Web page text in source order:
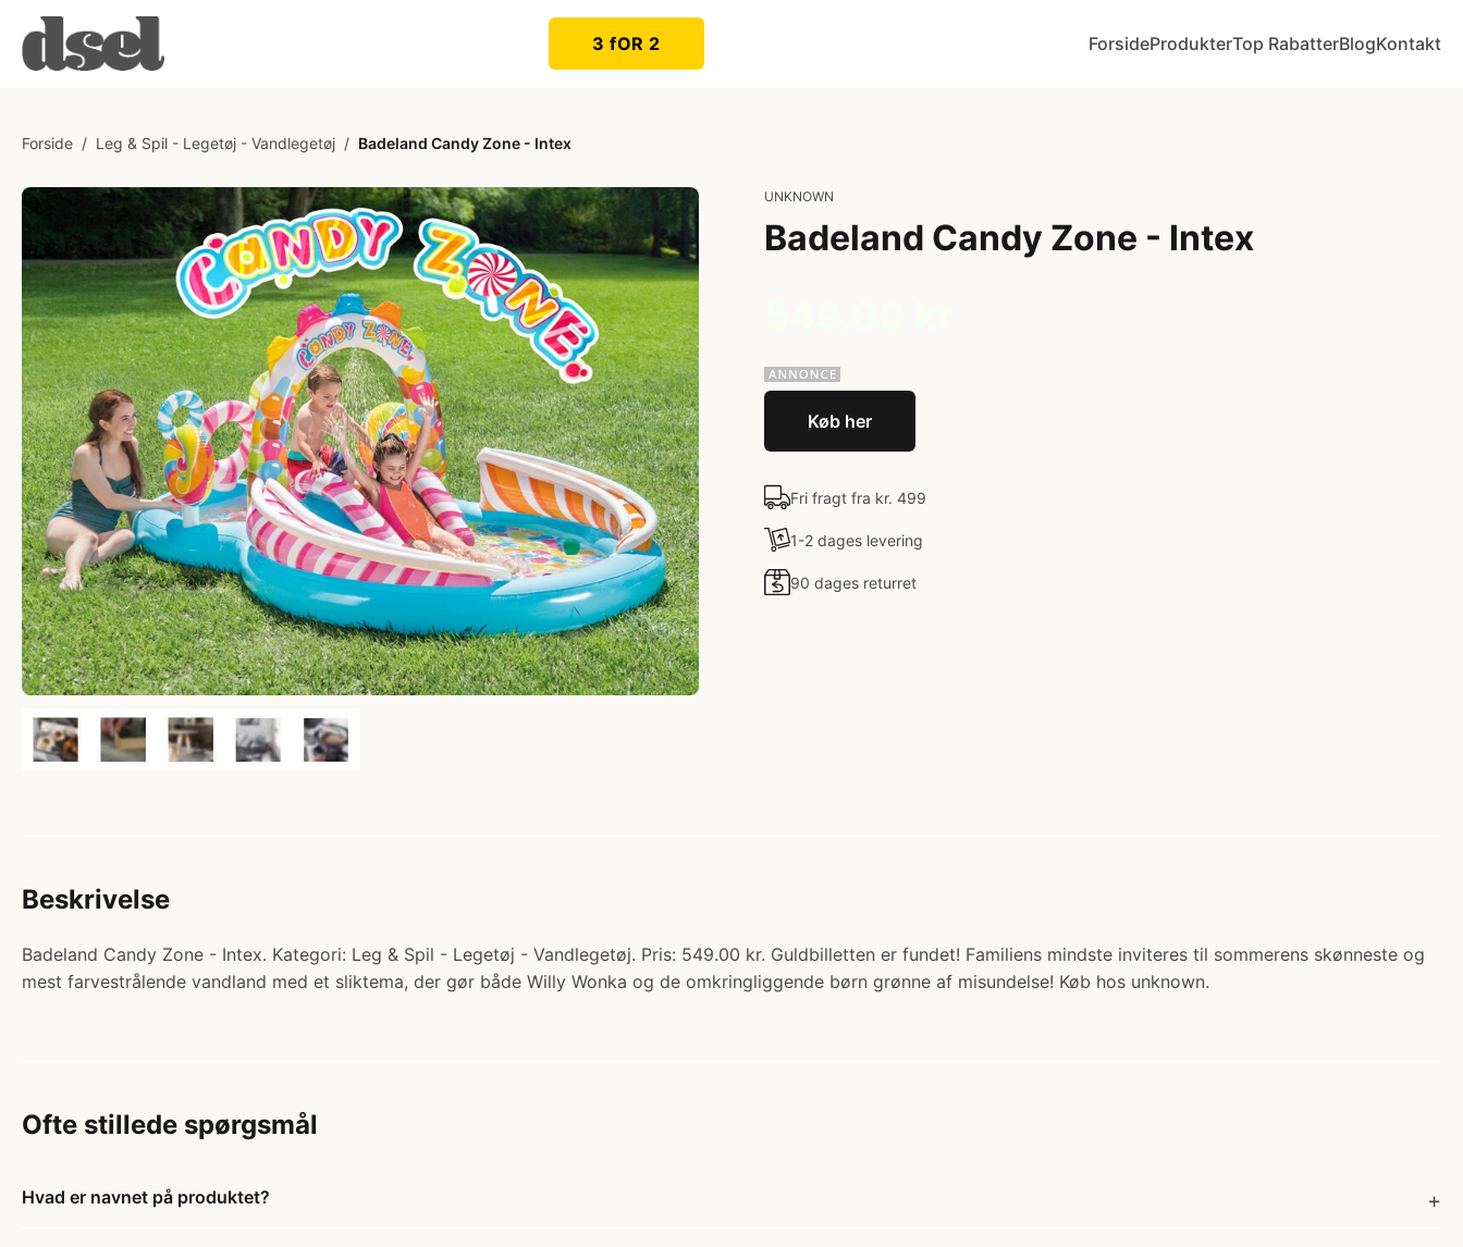
3 fOR 2 ForsideProdukterTop RabatterBlogKontakt
Forside / Leg & Spil - Legetøj - Vandlegetøj / Badeland Candy Zone - Intex
UNKNOWN
Badeland Candy Zone - Intex
Køb her
Fri fragt fra kr. 499
1-2 dages levering
90 dages returret
Beskrivelse
Badeland Candy Zone - Intex. Kategori: Leg & Spil - Legetøj - Vandlegetøj. Pris: 549.00 kr. Guldbilletten er fundet! Familiens mindste inviteres til sommerens skønneste og
mest farvestrålende vandland med et sliktema, der gør både Willy Wonka og de omkringliggende børn grønne af misundelse! Køb hos unknown.
Ofte stillede spørgsmål
Hvad er navnet på produktet?